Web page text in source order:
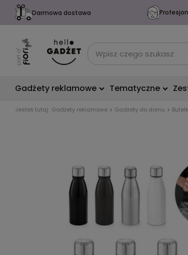
Darmowa dostawa
Gadżety reklamowe Tematyczne
Jesteś tutaj: Gadżety reklamowe Gadżety do domu